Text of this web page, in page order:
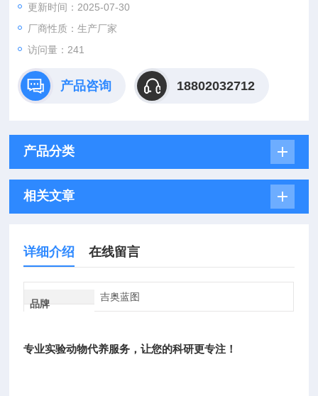
或因特殊模型（如SPF级、基因编辑动物）的养护难题而困扰？
选择代养服务，让我们解决一切后顾之忧，助您专注核心研究！
更新时间：2025-07-30
厂商性质：生产厂家
访问量：241
产品咨询 18802032712
产品分类
相关文章
详细介绍 在线留言
品牌
吉奥蓝图
专业实验动物代养服务，让您的科研更专注！